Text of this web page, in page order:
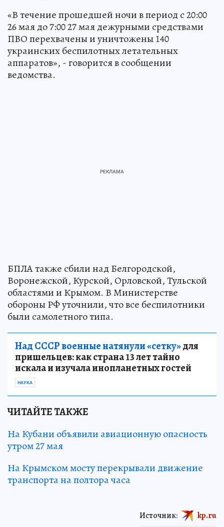
«В течение прошедшей ночи в период с 20:00
26 мая до 7:00 27 мая дежурными средствами
ПВО перехвачены и уничтожены 140
украинских беспилотных летательных
аппаратов», - говорится в сообщении
ведомства.
БПЛА также сбили над Белгородской,
Воронежской, Курской, Орловской, Тульской
областями и Крымом. В Министерстве
обороны РФ уточнили, что все беспилотники
были самолетного типа.
Над СССР военные натянули «сетку»для
пришельцев: как страна 13 лет тайно
искала и изучала инопланетных гостей
НАУКА
ЧИТАЙТЕ ТАКЖЕ
На Кубани объявили авиационную опасность
утром 27 мая
На Крымском мосту перекрывали движение
транспорта на полтора часа
Источник: kp.ru